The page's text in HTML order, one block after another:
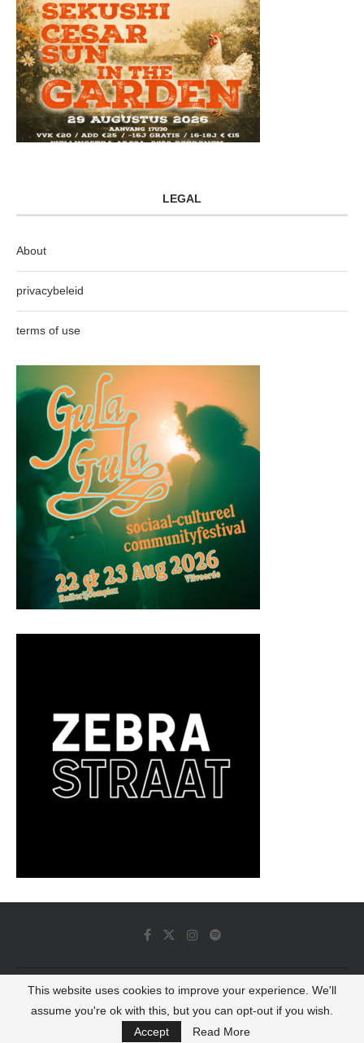
LEGAL
About
privacybeleid
terms of use
© 2022 - Luminous Dash All Rights Reserved
BACK TO TOP
This website uses cookies to improve your experience. We'll
assume you're ok with this, but you can opt-out if you wish.
Accept
Read More